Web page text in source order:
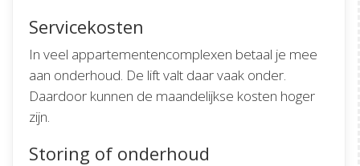
Servicekosten
In veel appartementencomplexen betaal je mee
aan onderhoud. De lift valt daar vaak onder.
Daardoor kunnen de maandelijkse kosten hoger
zijn.
Storing of onderhoud